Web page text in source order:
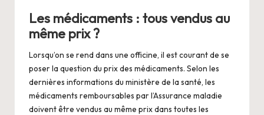
Les médicaments : tous vendus au
même prix ?
Lorsqu’on se rend dans une officine, il est courant de se
poser la question du prix des médicaments. Selon les
dernières informations du ministère de la santé, les
médicaments remboursables par l’Assurance maladie
doivent être vendus au même prix dans toutes les